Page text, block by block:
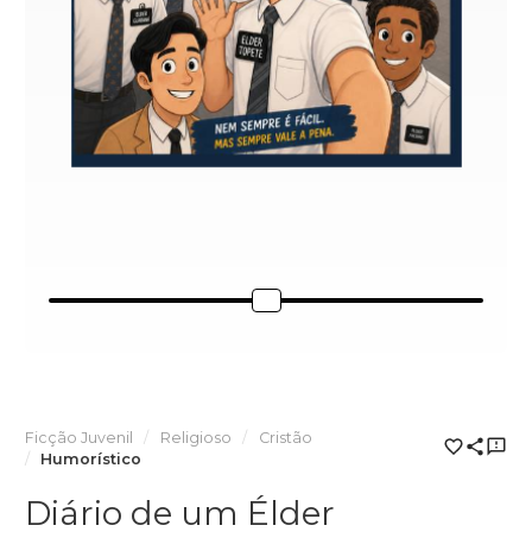
Ficção Juvenil Religioso
Cristão
Humorístico
Diário de um Élder